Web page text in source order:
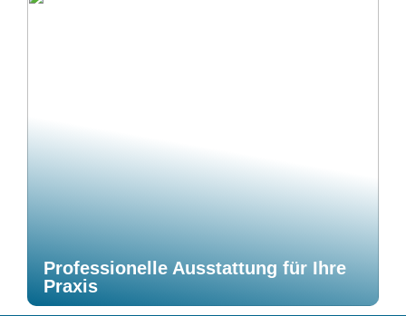
Professionelle Ausstattung für Ihre
Praxis